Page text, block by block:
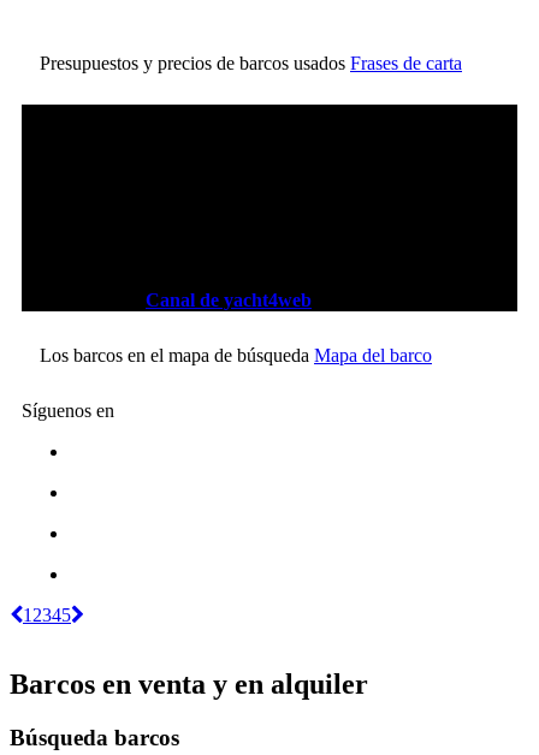
Presupuestos y precios de barcos usados Frases de carta
Canal de yacht4web
Los barcos en el mapa de búsqueda Mapa del barco
Síguenos en
1 2345
Barcos en venta y en alquiler
Búsqueda barcos